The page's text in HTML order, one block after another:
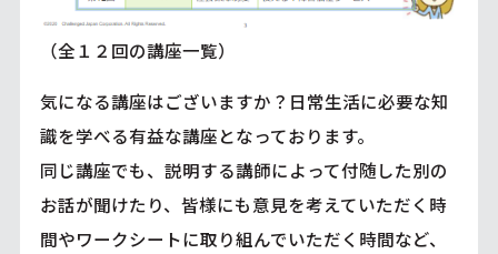
（全１２回の講座一覧）
気になる講座はございますか？日常生活に必要な知
識を学べる有益な講座となっております。
同じ講座でも、説明する講師によって付随した別の
お話が聞けたり、皆様にも意見を考えていただく時
間やワークシートに取り組んでいただく時間など、